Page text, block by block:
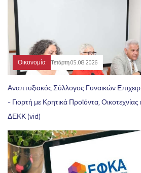
Οικονομία Τετάρτη 05.08.2026
Αναπτυξιακός Σύλλογος Γυναικών
- Γιορτή με Κρητικά Προϊόντα, Οικοτεχνίας
ΔΕΚΚ (vid)